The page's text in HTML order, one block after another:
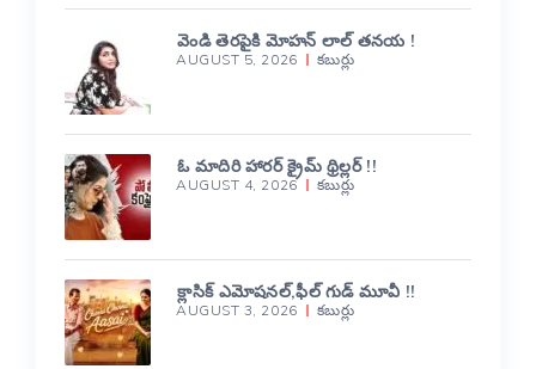
వెండి తెరపైకి మోహన్ లాల్ తనయ !
AUGUST 5, 2026 కబుర్లు
ఓ మాదిరి హారర్ క్రైమ్ థ్రిల్లర్ !!
AUGUST 4, 2026 కబుర్లు
క్లాసిక్ ఎమోషనల్,ఫీల్ గుడ్ మూవీ !!
AUGUST 3, 2026 కబుర్లు